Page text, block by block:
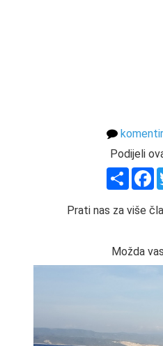
Podijeli
Share
Prati nas za više
Možda